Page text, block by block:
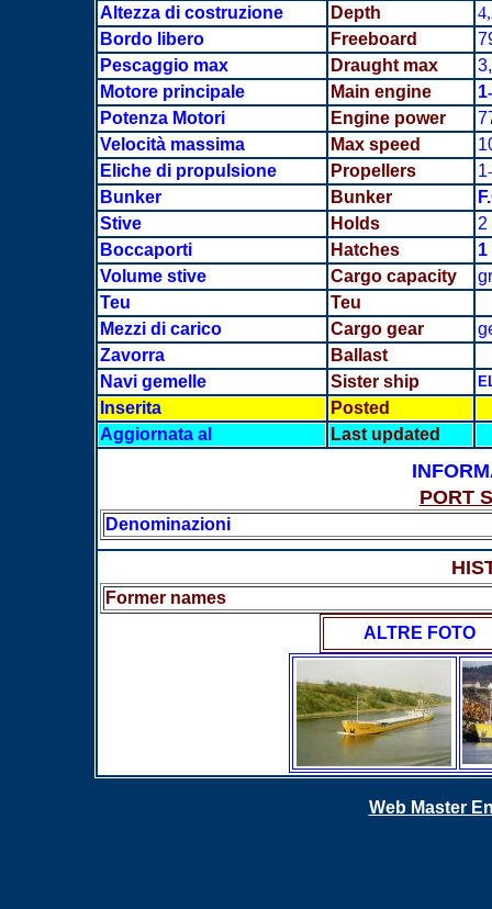
Altezza di costruzione
Depth
Bordo libero
Freeboard
Pescaggio max
Draught max
Motore principale
Main engine 1
Potenza Motori Engine power
Velocità massima
Max speed
Eliche di propulsione
Propellers 1
Bunker Bunker
Stive
Holds
2
Boccaporti
Hatches 1
Volume stive
Cargo capacity
Teu
Teu
Mezzi di carico
Cargo gear
Zavorra
Ballast
Navi gemelle
Sister ship
Inserita
Posted
Aggiornata al
Last updated
PORT
Denominazioni
Former names
ALTRE FOTO
Web Master